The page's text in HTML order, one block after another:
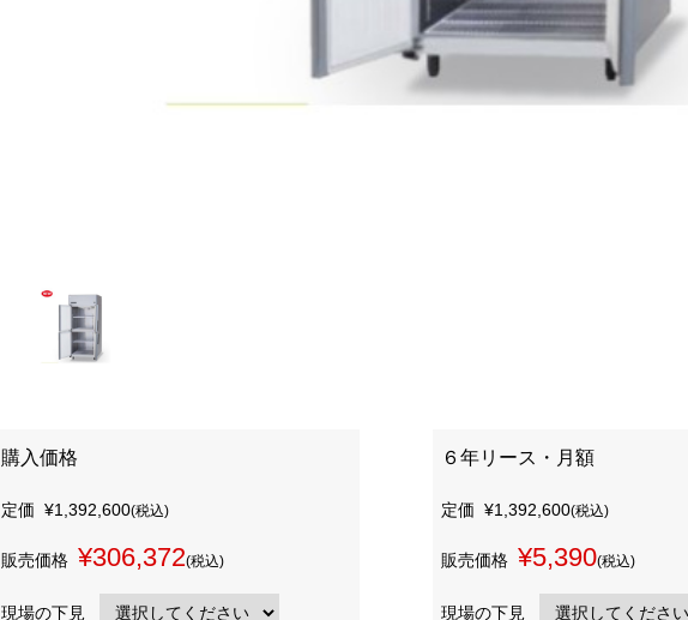
購入価格
定価 ¥1,392,600(税込)
販売価格 ¥306,372(税込)
現場の下見
６年リース・月額
定価 ¥1,392,600(税込)
販売価格 ¥5,390(税込)
現場の下見